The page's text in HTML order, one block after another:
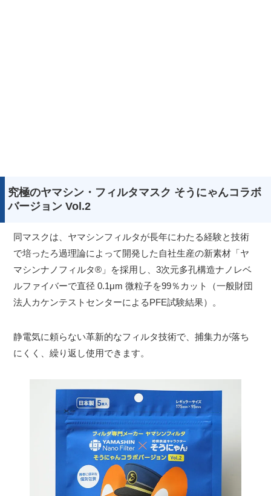
究極のヤマシン・フィルタマスク そうにゃんコラボ
バージョン Vol.2
同マスクは、ヤマシンフィルタが長年にわたる経験と技術
で培ったろ過理論によって開発した自社生産の新素材「ヤ
マシンナノフィルタ®」を採用し、3次元多孔構造ナノレベ
ルファイバーで直径 0.1μm 微粒子を99％カット（一般財団
法人カケンテストセンターによるPFE試験結果）。
静電気に頼らない革新的なフィルタ技術で、捕集力が落ち
にくく、繰り返し使用できます。